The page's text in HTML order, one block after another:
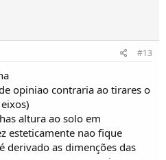
#13
opiniao contraria ao tirares o
altura ao solo em
esteticamente nao fique
derivado as dimenções das